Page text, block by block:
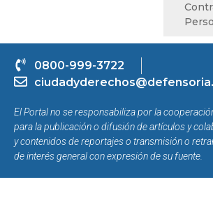
0800-999-3722
El Portal no se responsabiliza por la
para la publicación o difusión de artículos y
y contenidos de reportajes o transmisión o
de interés general con expresión de su fuente.